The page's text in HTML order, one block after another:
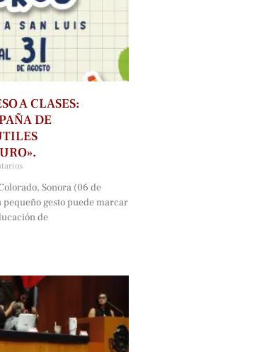
A CLASES:
DE
Sonora (06 de
gesto puede marcar
de